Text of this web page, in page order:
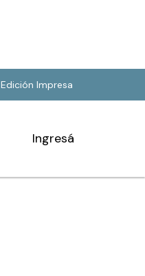
Edición Impresa
Ingresá